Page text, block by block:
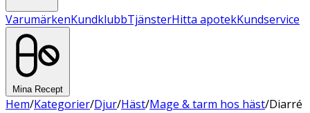
VarumärkenKundklubbTjänsterHitta apotekKundservice
Mina Recept
Hem/Kategorier/Djur/Häst/Mage & tarm hos häst/Diarré